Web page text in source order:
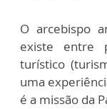
O arcebispo
existe entre
turístico
uma
é a missão da